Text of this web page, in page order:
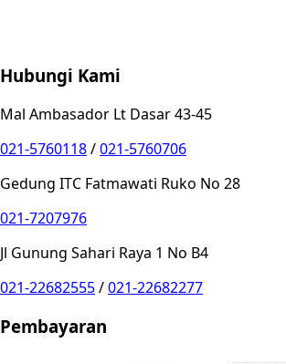
Hubungi Kami
Mal Ambasador Lt Dasar 43-45
021-5760118/021-5760706
Gedung ITC Fatmawati Ruko No 28
021-7207976
Jl Gunung Sahari Raya 1 No B4
021-22682555/021-22682277
Pembayaran